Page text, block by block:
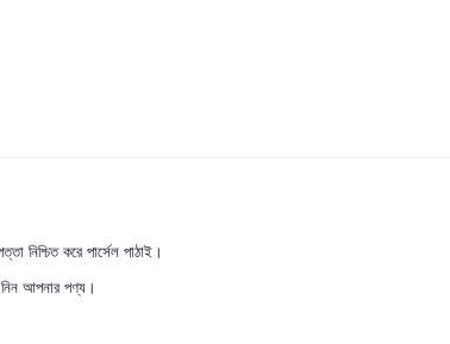
নিশ্চিত করে পার্সেল পাঠাই।
আপনার পণ্য।